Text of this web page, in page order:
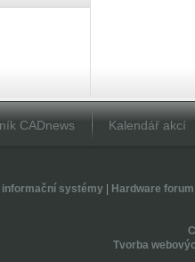
CADnews Kalendář akcí
informační systémy| Hardware forum
Tvorba